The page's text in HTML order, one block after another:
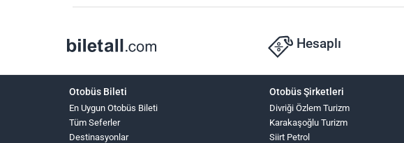
Hesaplı
Otobüs Bileti
En Uygun Otobüs Bileti
Tüm Seferler
Destinasyonlar
Otobüs Şirketleri
Divriği Özlem Turizm
Karakaşoğlu Turizm
Siirt Petrol